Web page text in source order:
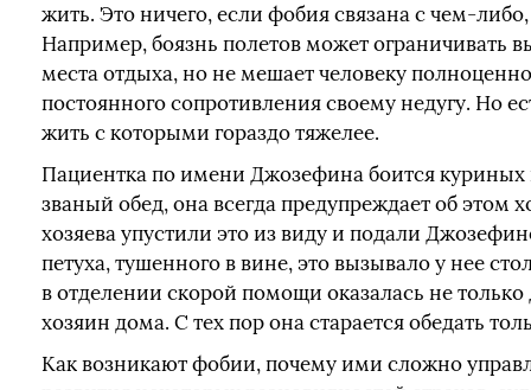
жить. Это ничего, если фобия связана с чем-либо,
Например, боязнь полетов может ограничивать
места отдыха, но не мешает человеку
постоянного сопротивления своему недугу. Но
жить с которыми гораздо тяжелее.
Пациентка по имени Джозефина боится куриных
званый обед, она всегда предупреждает об этом
хозяева упустили это из виду и подали
петуха, тушенного в вине, это вызывало у нее
в отделении скорой помощи оказалась не
хозяин дома. С тех пор она старается обедать
Как возникают фобии, почему ими сложно